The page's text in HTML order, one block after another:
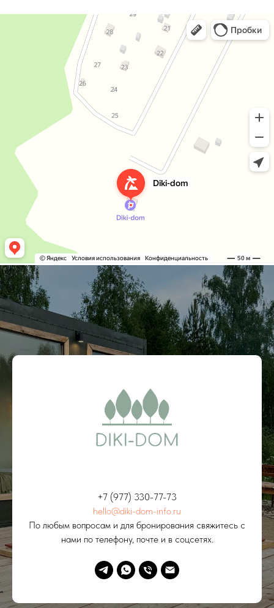
+7 (977) 330-77-73
hello@diki-dom-info.ru
По любым вопросам и для бронирования свяжитесь с
нами по телефону, почте и в соцсетях.